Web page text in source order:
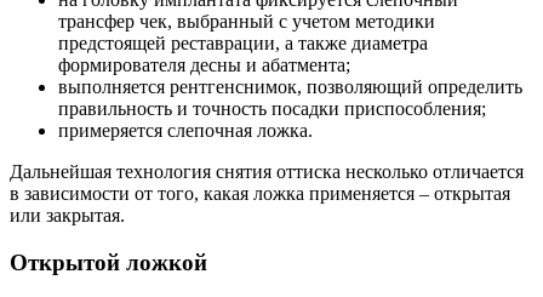
трансфер чек, выбранный с учетом методики
предстоящей реставрации, а также диаметра
формирователя десны и абатмента;
выполняется рентгенснимок, позволяющий определить
правильность и точность посадки приспособления;
примеряется слепочная ложка.
Дальнейшая технология снятия оттиска несколько отличается
в зависимости от того, какая ложка применяется – открытая
или закрытая.
Открытой ложкой